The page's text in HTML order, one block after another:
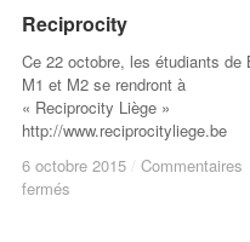
Reciprocity
Ce 22 octobre, les étudiants de
M1 et M2 se rendront à
« Reciprocity Liège »
http://www.reciprocityliege.be
6 octobre 2015 / Commentaires
fermés
Reciprocity
6 octobre 2015 / Commentaires
fermés